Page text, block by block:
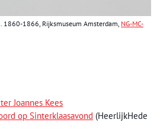
1860-1866, Rijksmuseum Amsterdam, NG-MC-
Joannes Kees
op Sinterklaasavond (HeerlijkHede